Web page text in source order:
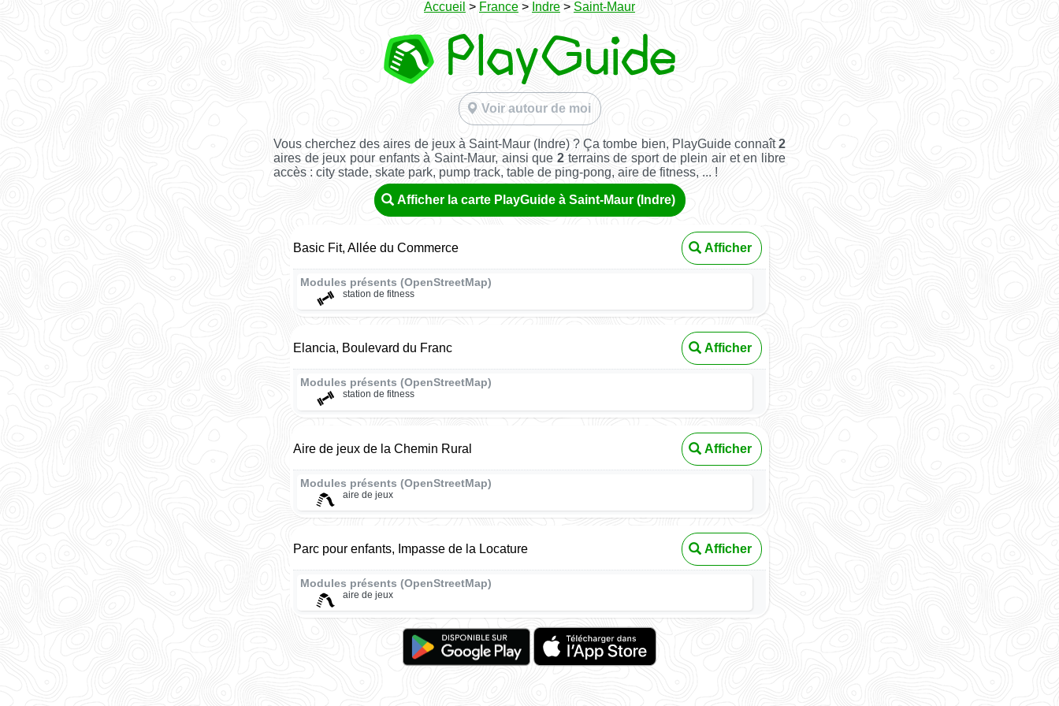
Accueil > France > Indre > Saint-Maur
Voir autour de moi
Vous cherchez des aires de jeux à Saint-Maur (Indre) ? Ça tombe bien, PlayGuide connaît2
aires de jeux pour enfants à Saint-Maur, ainsi que 2 terrains de sport de plein air et en libre
accès : city stade, skate park, pump track, table de ping-pong, aire de fitness, ... !
Afficher la carte PlayGuide à Saint-Maur (Indre)
Basic Fit, Allée du Commerce Afficher
Modules présents (OpenStreetMap)
station de fitness
Elancia, Boulevard du Franc Afficher
Modules présents (OpenStreetMap)
station de fitness
Aire de jeux de la Chemin Rural Afficher
Modules présents (OpenStreetMap)
aire de jeux
Parc pour enfants, Impasse de la Locature Afficher
Modules présents (OpenStreetMap)
aire de jeux